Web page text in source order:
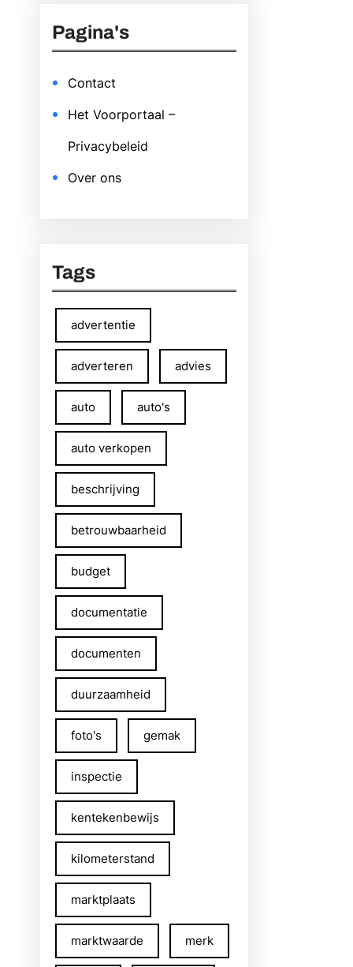
Pagina's
Contact
Het Voorportaal –
Privacybeleid
Over ons
Tags
advertentie
adverteren advies
auto auto's
auto verkopen
beschrijving
betrouwbaarheid
budget
documentatie
documenten
duurzaamheid
foto's gemak
inspectie
kentekenbewijs
kilometerstand
marktplaats
marktwaarde merk